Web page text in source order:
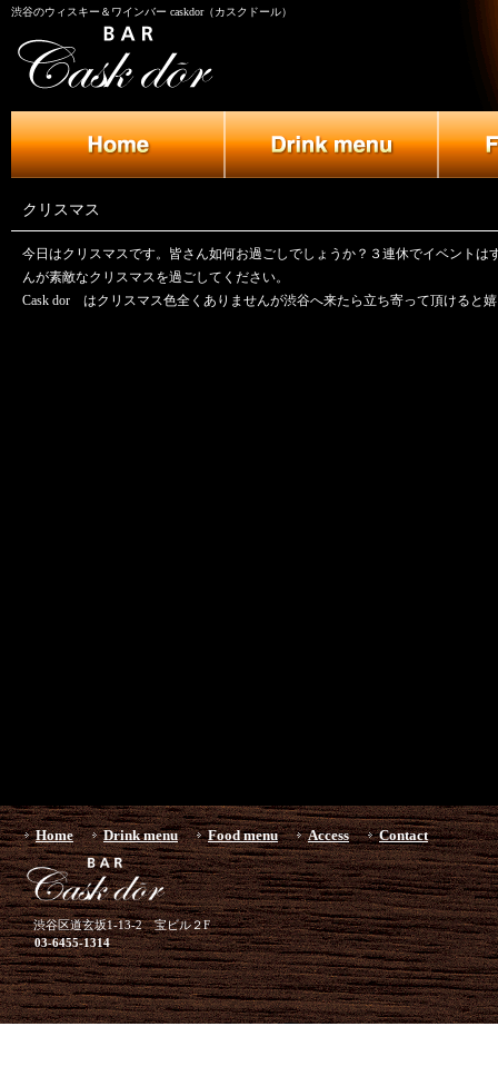
渋谷のウィスキー＆ワインバー caskdor（カスクドール）
クリスマス
今日はクリスマスです。皆さん如何お過ごしでしょうか？３連休でイベントは
んが素敵なクリスマスを過ごしてください。
Cask dor はクリスマス色全くありませんが渋谷へ来たら立ち寄って頂けると
Home Drink menu Food menu Access Contact
渋谷区道玄坂1-13-2 宝ビル２F
03-6455-1314